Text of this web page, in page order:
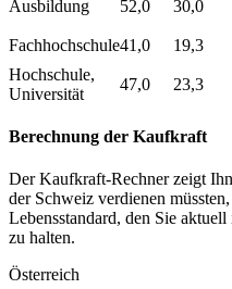
Ausbildung
52,0 30,0
Fachhochschule41,0 19,3
Hochschule,
Universität
47,0 23,3
Berechnung der Kaufkraft
Der Kaufkraft-Rechner zeigt
der Schweiz verdienen
Lebensstandard, den Sie
zu halten.
Österreich